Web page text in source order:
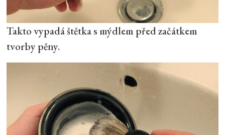
Takto vypadá štětka s mýdlem před začátkem
tvorby pěny.